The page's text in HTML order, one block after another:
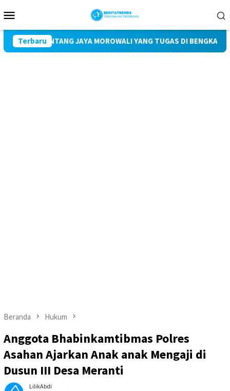
ke
Mobile
Terbaru
BINTANG JAYA MOROWALI YANG TUGAS DI BENGKAYANG
Beranda Hukum
Anggota Bhabinkamtibmas Polres
Asahan Ajarkan Anak anak Mengaji di
Dusun III Desa Meranti
LilikAbdi